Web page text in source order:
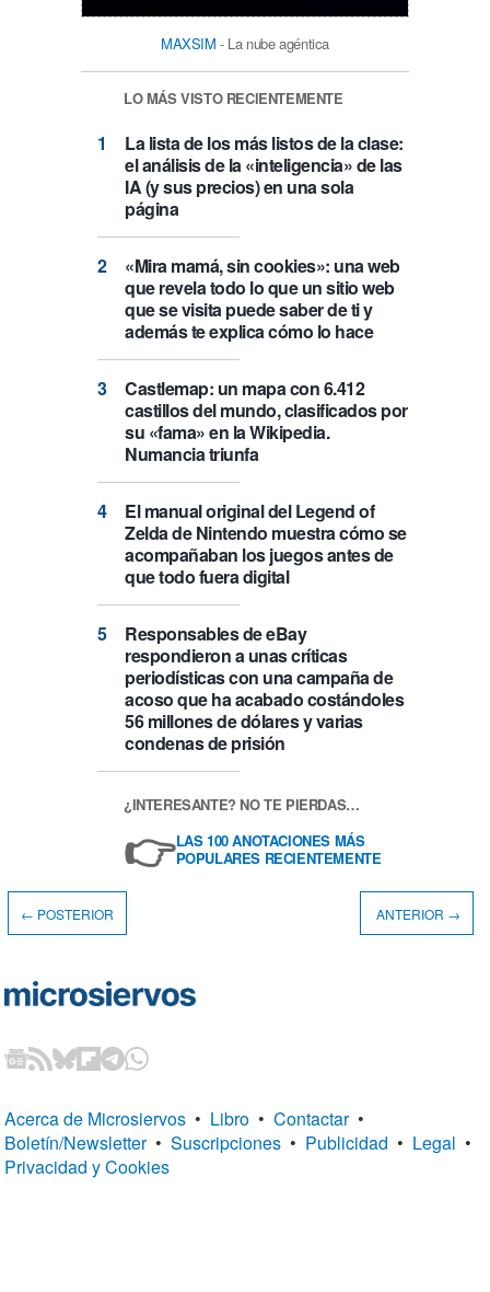
MAXSIM - La nube agéntica
LO MÁS VISTO RECIENTEMENTE
La lista de los más listos de la clase:
el análisis de la «inteligencia» de las
IA (y sus precios) en una sola
página
«Mira mamá, sin cookies»: una web
que revela todo lo que un sitio web
que se visita puede saber de ti y
además te explica cómo lo hace
Castlemap: un mapa con 6.412
castillos del mundo, clasificados por
su «fama» en la Wikipedia.
Numancia triunfa
El manual original del Legend of
Zelda de Nintendo muestra cómo se
acompañaban los juegos antes de
que todo fuera digital
Responsables de eBay
respondieron a unas críticas
periodísticas con una campaña de
acoso que ha acabado costándoles
56 millones de dólares y varias
condenas de prisión
¿INTERESANTE? NO TE PIERDAS…
👉LAS 100 ANOTACIONES MÁS
POPULARES RECIENTEMENTE
← POSTERIOR ANTERIOR →
Acerca de Microsiervos • Libro • Contactar •
Boletín/Newsletter • Suscripciones • Publicidad • Legal •
Privacidad y Cookies